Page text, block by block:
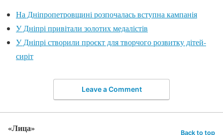
На Дніпропетровщині розпочалась вступна кампанія
У Дніпрі привітали золотих медалістів
У Дніпрі створили проєкт для творчого розвитку дітей-
сиріт
Leave a Comment
«Лица» Back to top